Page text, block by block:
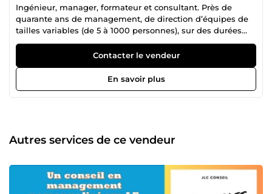
Ingénieur, manager, formateur et consultant. Près de
quarante ans de management, de direction d’équipes de
tailles variables (de 5 à 1000 personnes), sur des durées
tout aussi variables (de 3 mois à 2 ans) et avec succès. Mais
aussi de gestion de crise, de management de projet ou de
conduite du changement. Une vie professionnelle très
animée, tant par la vingtaine de fonctions différentes
occupées que par la vingtaine de lieux, en France et à
académique de formation en entreprise ou en business
school. Aujourd’hui, c’est le fruit de mon expérience, de
réflexions et de mes observations que je mets à votre
disposition.
Contacter le vendeur
En savoir plus
Autres services de ce vendeur